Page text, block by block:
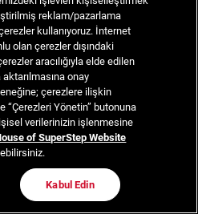
reklam/pazarlama
kullanıyoruz. İnternet
olan çerezler dışındaki
aracılığıyla elde edilen
onay
çerezlere ilişkin
Yönetin” butonuna
verilerinizin işlenmesine
of SuperStep Website
Kabul Edin